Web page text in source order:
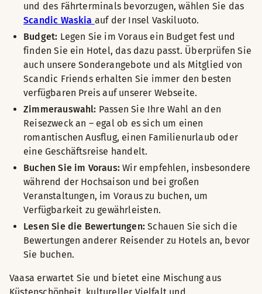
und des Fährterminals bevorzugen, wählen Sie das
Scandic Waskia auf der Insel Vaskiluoto.
Budget: Legen Sie im Voraus ein Budget fest und
finden Sie ein Hotel, das dazu passt. Überprüfen Sie
auch unsere Sonderangebote und als Mitglied von
Scandic Friends erhalten Sie immer den besten
verfügbaren Preis auf unserer Webseite.
Zimmerauswahl: Passen Sie Ihre Wahl an den
Reisezweck an – egal ob es sich um einen
romantischen Ausflug, einen Familienurlaub oder
eine Geschäftsreise handelt.
Buchen Sie im Voraus: Wir empfehlen, insbesondere
während der Hochsaison und bei großen
Veranstaltungen, im Voraus zu buchen, um
Verfügbarkeit zu gewährleisten.
Lesen Sie die Bewertungen:Schauen Sie sich die
Bewertungen anderer Reisender zu Hotels an, bevor
Sie buchen.
Vaasa erwartet Sie und bietet eine Mischung aus